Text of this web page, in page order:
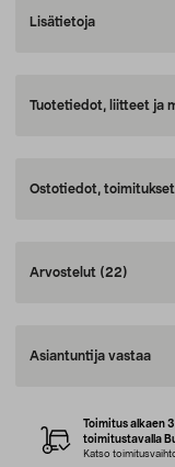
Lisätietoja
Tuotetiedot, liitteet ja
Ostotiedot,
Arvostelut (22)
Asiantuntija vastaa
Toimitus alkaen
toimitustavalla
Katso